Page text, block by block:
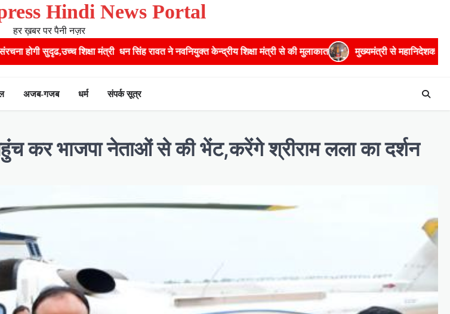
Hindi News Portal
हर ख़बर पर पैनी नज़र
धन सिंह रावत ने नवनियुक्त केन्द्रीय शिक्षा मंत्री से की मुलाकात मुख्यमंत्री से महानिदेशक एनसीसी ने की शिष्टाचार
अजब-गजब धर्म संपर्क सूत्र
कर भाजपा नेताओं से की भेंट,करेंगे श्रीराम लला का दर्शन